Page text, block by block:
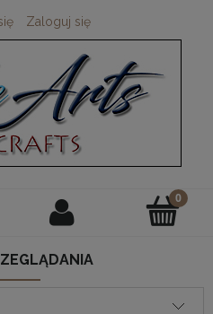
Zaloguj się